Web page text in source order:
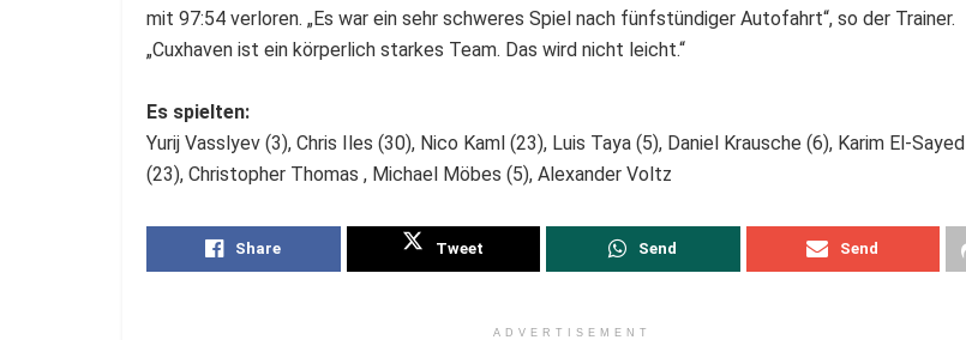
mit 97:54 verloren. „Es war ein sehr schweres Spiel nach fünfstündiger Autofahrt“, so der Trainer.
„Cuxhaven ist ein körperlich starkes Team. Das wird nicht leicht.“
Es spielten:
Yurij Vasslyev (3), Chris Iles (30), Nico Kaml (23), Luis Taya (5), Daniel Krausche (6), Karim El-Sayed
(23), Christopher Thomas , Michael Möbes (5), Alexander Voltz
Share Tweet Send Send
ADVERTISEMENT